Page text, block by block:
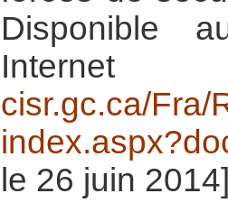
Disponible
cisr.gc.ca/Fra/
le 26 juin